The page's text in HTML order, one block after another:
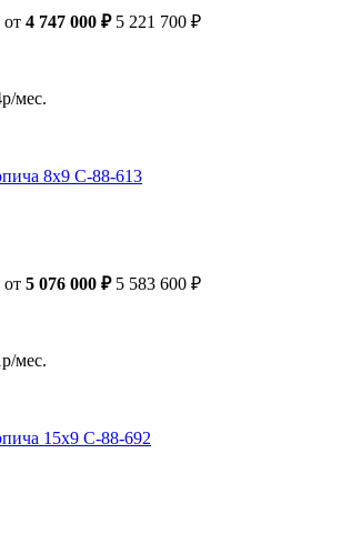
от 4 747 000 ₽ 5 221 700 ₽
мес.
8х9 С-88-613
от 5 076 000 ₽ 5 583 600 ₽
мес.
15х9 С-88-692